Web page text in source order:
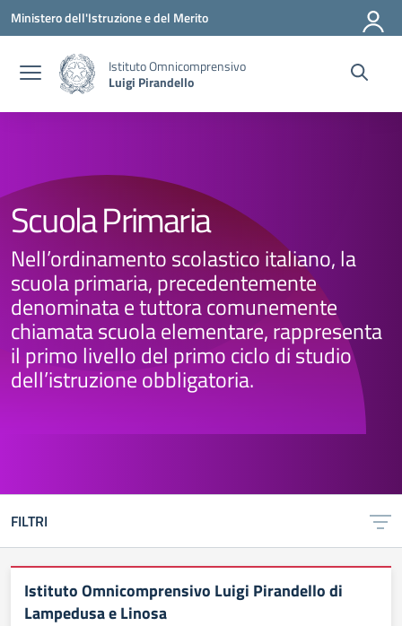
Vai ai contenuti
Vai al menu di navigazione
Vai al footer
Ministero dell'Istruzione e del Merito
Istituto Omnicomprensivo
Luigi Pirandello
Scuola Primaria
Nell’ordinamento scolastico italiano, la
scuola primaria, precedentemente
denominata e tuttora comunemente
chiamata scuola elementare, rappresenta
il primo livello del primo ciclo di studio
dell’istruzione obbligatoria.
FILTRI
Istituto Omnicomprensivo Luigi Pirandello di
Lampedusa e Linosa